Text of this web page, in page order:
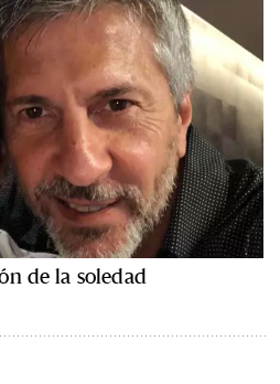
de la soledad